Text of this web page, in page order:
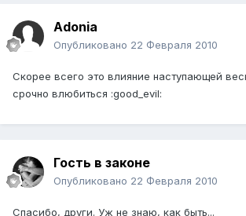
Adonia
Опубликовано 22 Февраля 2010
Скорее всего это влияние наступающей
срочно влюбиться :good_evil:
Гость в законе
Опубликовано 22 Февраля 2010
Спасибо, други. Уж не знаю, как быть...